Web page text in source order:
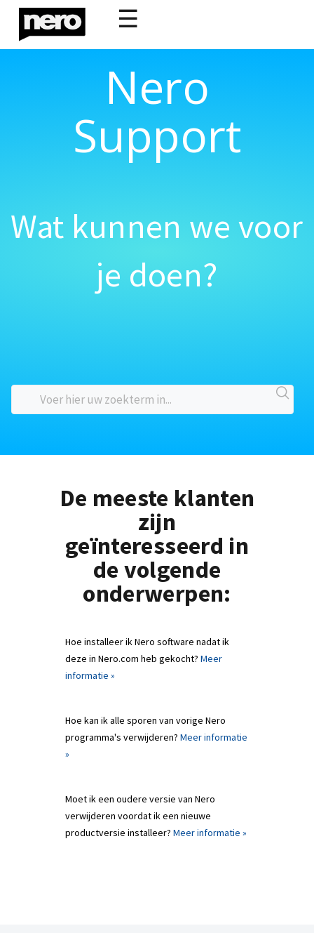
☰
Nero
Support
Wat kunnen we voor
je doen?
De meeste klanten
zijn
geïnteresseerd in
de volgende
onderwerpen:
Hoe installeer ik Nero software nadat ik
deze in Nero.com heb gekocht? Meer
informatie »
Hoe kan ik alle sporen van vorige Nero
programma's verwijderen? Meer informatie
»
Moet ik een oudere versie van Nero
verwijderen voordat ik een nieuwe
productversie installeer? Meer informatie »